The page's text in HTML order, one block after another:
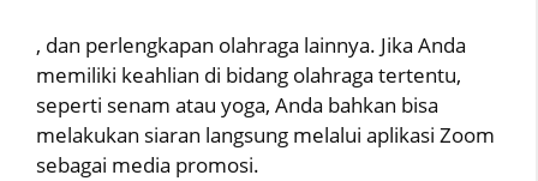
, dan perlengkapan olahraga lainnya. Jika Anda
memiliki keahlian di bidang olahraga tertentu,
seperti senam atau yoga, Anda bahkan bisa
melakukan siaran langsung melalui aplikasi Zoom
sebagai media promosi.